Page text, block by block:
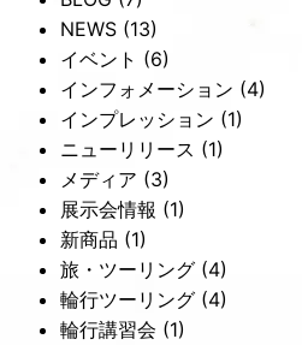
NEWS (13)
イベント (6)
インフォメーション (4)
インプレッション (1)
ニューリリース (1)
メディア (3)
展示会情報 (1)
新商品 (1)
旅・ツーリング (4)
輪行ツーリング (4)
輪行講習会 (1)